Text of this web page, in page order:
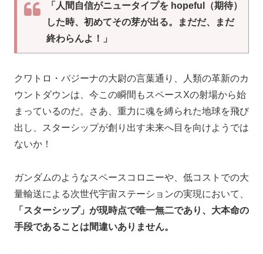
「人間自信がニュータイプを hopeful（期待）
した時、初めてその芽が出る。まだだ、まだ
終わらんよ！」
クワトロ・バジーナの大尉の言葉通り、人類の革新のカ
ウントダウンは、今この瞬間もスペースXの射場から始
まっているのだ。さあ、重力に魂を縛られた地球を飛び
出し、スターシップが創り出す未来へ目を向けようでは
ないか！
ガンダムのようなスペースコロニーや、低コストでの大
量輸送による次世代宇宙ステーションの実現において、
「スターシップ」が現時点で唯一無二であり、大本命の
手段であることは間違いありません。